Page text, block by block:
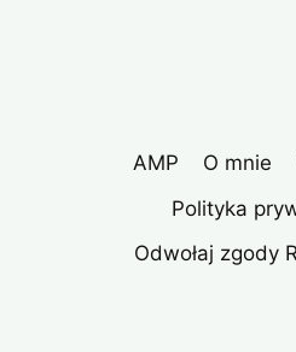
AMP O mnie
Polityka
Odwołaj zgody